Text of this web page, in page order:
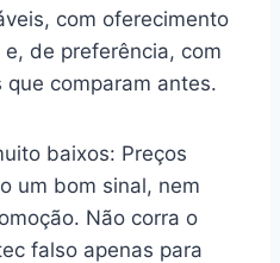
com oferecimento
de preferência, com
comparam antes.
baixos: Preços
um bom sinal, nem
Não corra o
falso apenas para